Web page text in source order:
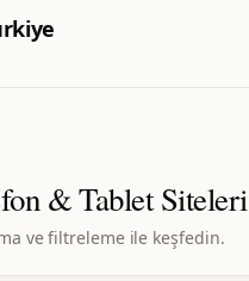
& TabletSiteleri
ve filtreleme ile keşfedin.